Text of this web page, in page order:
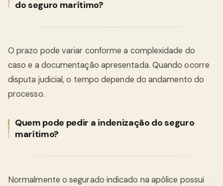
do seguro marítimo?
O prazo pode variar conforme a complexidade do
caso e a documentação apresentada. Quando ocorre
disputa judicial, o tempo depende do andamento do
processo.
Quem pode pedir a indenização do seguro
marítimo?
Normalmente o segurado indicado na apólice possui